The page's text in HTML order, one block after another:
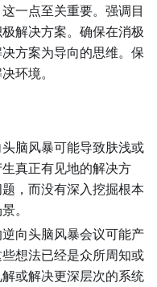
一点至关重要。强调目
解决方案。确保在消极
方案为导向的思维。保
环境。
脑风暴可能导致肤浅或
真正有见地的解决方
，而没有深入挖掘根本
。
向头脑风暴会议可能产
想法已经是众所周知或
或解决更深层次的系统